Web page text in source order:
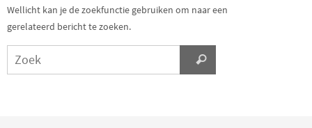
Wellicht kan je de zoekfunctie gebruiken om naar een
gerelateerd bericht te zoeken.